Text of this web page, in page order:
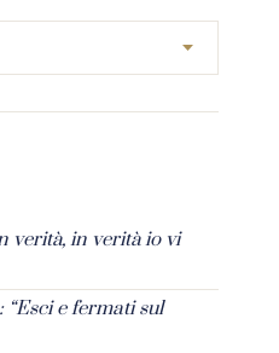
verità, in verità io vi
e fermati sul